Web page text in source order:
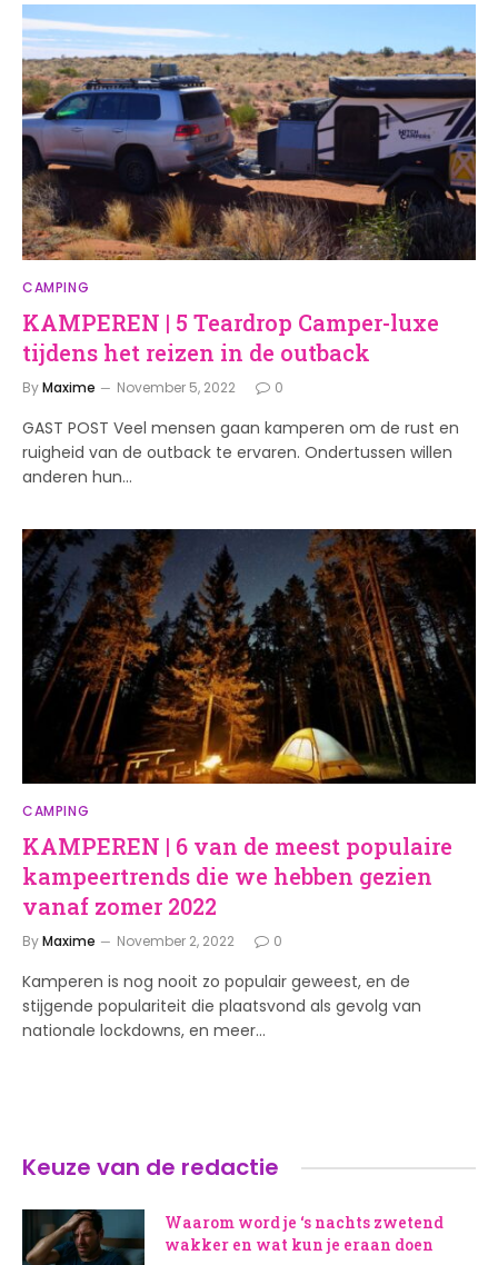
CAMPING
KAMPEREN | 5 Teardrop Camper-luxe
tijdens het reizen in de outback
ByMaxime November 5, 2022 0
GAST POST Veel mensen gaan kamperen om de rust en
ruigheid van de outback te ervaren. Ondertussen willen
anderen hun…
CAMPING
KAMPEREN | 6 van de meest populaire
kampeertrends die we hebben gezien
vanaf zomer 2022
ByMaxime November 2, 2022 0
Kamperen is nog nooit zo populair geweest, en de
stijgende populariteit die plaatsvond als gevolg van
nationale lockdowns, en meer…
Keuze van de redactie
Waarom word je ‘s nachts zwetend
wakker en wat kun je eraan doen